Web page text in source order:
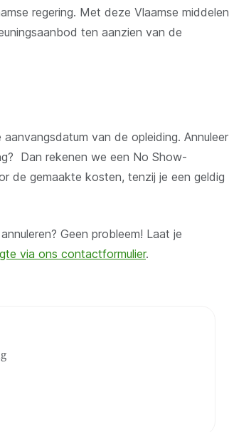
regering. Met deze Vlaamse middelen
ten aanzien van de
van de opleiding. Annuleer
Dan rekenen we een No Show-
de gemaakte kosten, tenzij je een geldig
Geen probleem! Laat je
via ons contactformulier.